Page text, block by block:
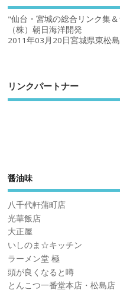
"仙台・宮城の総合リンク集
（株）朝日海洋開発
2011年03月20日宮城県東松
リンクパートナー
醤油味
八千代軒蒲町店
光華飯店
大正屋
いしのま☆キッチン
ラーメン堂 極
頭が良くなると噂
とんこつ一番堂本店・松島店